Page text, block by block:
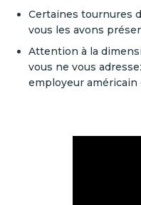
Certaines tournures
vous les avons
Attention à la
vous ne vous
employeur américain